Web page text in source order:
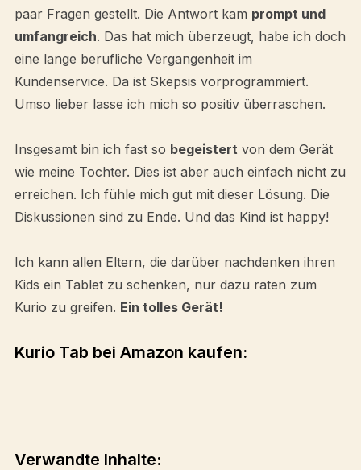
paar Fragen gestellt. Die Antwort kam prompt und
umfangreich. Das hat mich überzeugt, habe ich doch
eine lange berufliche Vergangenheit im
Kundenservice. Da ist Skepsis vorprogrammiert.
Umso lieber lasse ich mich so positiv überraschen.
Insgesamt bin ich fast so begeistert von dem Gerät
wie meine Tochter. Dies ist aber auch einfach nicht zu
erreichen. Ich fühle mich gut mit dieser Lösung. Die
Diskussionen sind zu Ende. Und das Kind ist happy!
Ich kann allen Eltern, die darüber nachdenken ihren
Kids ein Tablet zu schenken, nur dazu raten zum
Kurio zu greifen. Ein tolles Gerät!
Kurio Tab bei Amazon kaufen:
Verwandte Inhalte: